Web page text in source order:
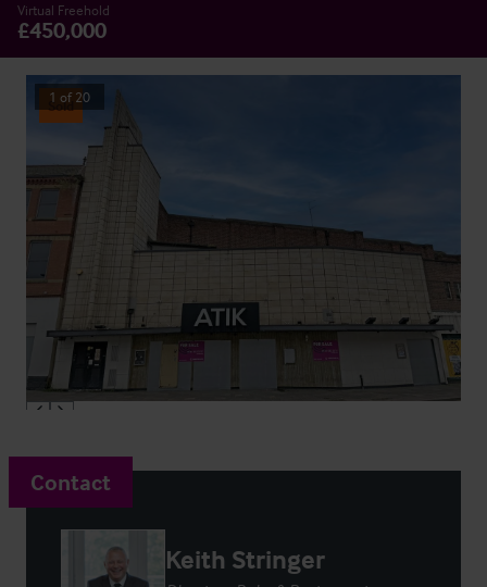
Virtual Freehold
£450,000
Sold
1 of 20
Contact
Keith Stringer